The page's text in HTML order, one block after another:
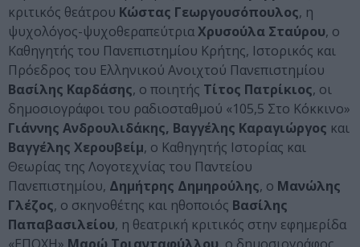
κριτικός θεάτρου Κώστας Γεωργουσόπουλος, η
ψυχολόγος-ψυχοθεραπεύτριαΧρυσούλα Σταύρου, ο
Καθηγητής του Πανεπιστημίου Κρήτης, Ιστορικός και
Πρόεδρος του Ελληνικού Ανοιχτού Πανεπιστημίου
Βασίλης Καρδάσης, ο ποιητής Τίτος Πατρίκιος, οι
δημοσιογράφοι του ραδιοσταθμού «105,5 Στο Κόκκινο»
Γιάννης Ανδρουλιδάκης, Βαγγέλης Καραγιώργος και
Βαγγέλης Χερουβείμ, ο Καθηγητής Ιστορίας και
Θεωρίας της Λογοτεχνίας του Παντείου
Πανεπιστημίου, Δημήτρης Δημηρούλης, ο Μανώλης
Γλέζος, ο σκηνοθέτης και ηθοποιός Βασίλης
Παπαβασιλείου, η θεατρική κριτικός στην εφημερίδα